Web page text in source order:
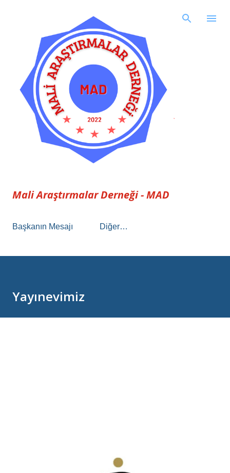
Mali Araştırmalar Derneği - MAD
Başkanın Mesajı Diğer…
Yayınevimiz